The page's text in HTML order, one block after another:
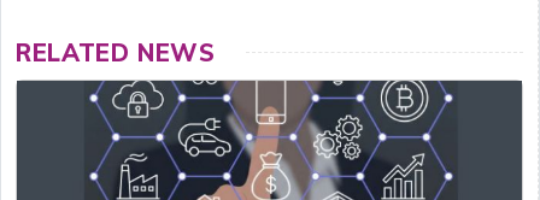
RELATED NEWS